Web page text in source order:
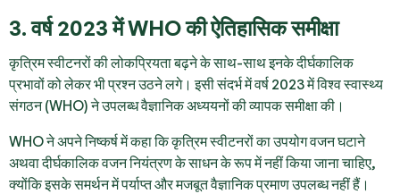
3. वर्ष 2023 में WHO की ऐतिहासिक समीक्षा
कृत्रिम स्वीटनरों की लोकप्रियता बढ़ने के साथ-साथ इनके दीर्घकालिक
प्रभावों को लेकर भी प्रश्न उठने लगे।इसी संदर्भ में वर्ष 2023 में विश्व स्वास्थ्य
संगठन (WHO)ने उपलब्ध वैज्ञानिक अध्ययनों की व्यापक समीक्षा की।
WHO ने अपने निष्कर्ष में कहा कि कृत्रिम स्वीटनरों का उपयोग वजन घटाने
अथवा दीर्घकालिक वजन नियंत्रण के साधन के रूप में नहीं किया जाना चाहिए,
क्योंकि इसके समर्थन में पर्याप्त और मजबूत वैज्ञानिक प्रमाण उपलब्ध नहीं हैं।